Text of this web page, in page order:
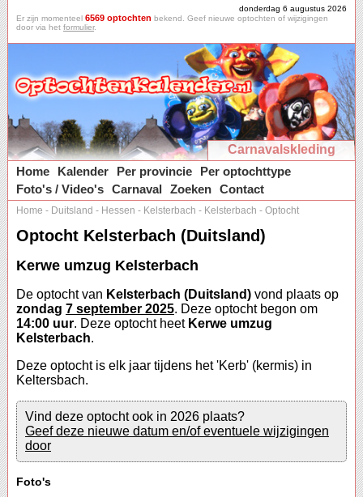
donderdag 6 augustus 2026
Er zijn momenteel 6569 optochten bekend. Geef nieuwe optochten of wijzigingen
door via het formulier.
Carnavalskleding
Home
Kalender Per provincie
Per optochttype
Foto's / Video's Carnaval Zoeken Contact
Home - Duitsland - Hessen - Kelsterbach - Kelsterbach - Optocht
Optocht Kelsterbach (Duitsland)
Kerwe umzug Kelsterbach
De optocht van Kelsterbach (Duitsland) vond plaats op
zondag 7 september 2025. Deze optocht begon om
14:00 uur. Deze optocht heet Kerwe umzug
Kelsterbach.
Deze optocht is elk jaar tijdens het 'Kerb' (kermis) in
Keltersbach.
Vind deze optocht ook in 2026 plaats?
Geef deze nieuwe datum en/of eventuele wijzigingen
door
Foto's